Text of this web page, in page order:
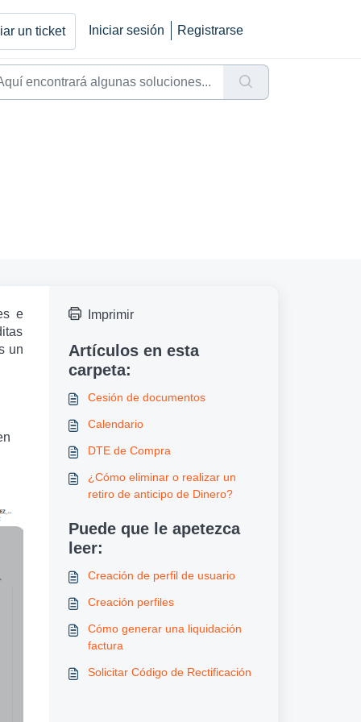
un ticket Iniciar sesión Registrarse
e
un
Imprimir
Artículos en esta
carpeta:
Cesión de documentos
Calendario
DTE de Compra
¿Cómo eliminar o realizar un
retiro de anticipo de Dinero?
Puede que le apetezca
leer:
Creación de perfil de usuario
Creación perfiles
Cómo generar una liquidación
factura
Solicitar Código de Rectificación